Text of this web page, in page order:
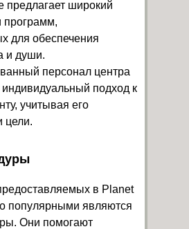
предлагает широкий
программ,
для обеспечения
и души.
персонал центра
индивидуальный подход к
учитывая его
цели.
в Planet
популярными являются
Они помогают